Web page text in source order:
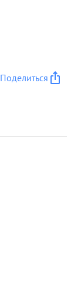
Поделиться